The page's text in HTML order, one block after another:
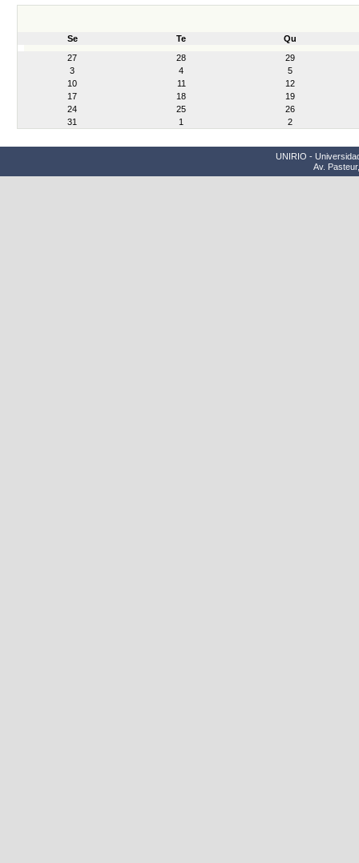
Se Te
Qu
27
28
29
3
4
5
10
11
12
17
18
19
24
25
26
31
1 2
UNIRIO -
Av.